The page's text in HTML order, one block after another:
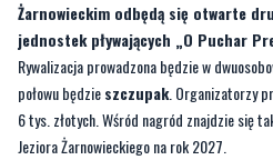
Żarnowieckim odbędą się otwarte
jednostek pływających „O Puchar
Rywalizacja prowadzona będzie w
połowu będzieszczupak. Organizatorzy
6 tys. złotych. Wśród nagród znajdzie się
Jeziora Żarnowieckiego na rok 2027.